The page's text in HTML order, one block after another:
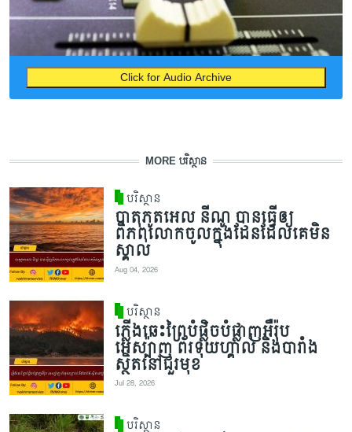
Click for Audio Archive
MORE បរិស្ថាន
បរិស្ថាន
បាតុភូតអេល នីណូ បានធ្វើឲ្យ
ពិភពលោកចូលក្នុងដែនដែលគេមិន
ស្គាល់
Aug 04, 2026
បរិស្ថាន
ភ្លើងឆេះព្រៃបំផ្លិចបំផ្លាញអឺរ៉ុប
អេស្ប៉ាញ ព័រទុយហ្គាល់ និងបារាំង
ស្ថិតនៅជួរមុខ
Jul 28, 2026
បរិស្ថាន